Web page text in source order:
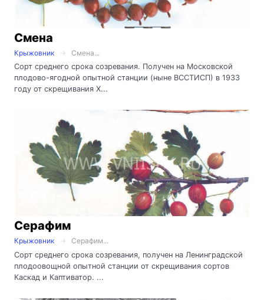
Смена
Крыжовник
Смена...
Сорт среднего срока созревания. Получен на Московской
плодово-ягодной опытной станции (ныне ВССТИСП) в 1933
году от скрещивания Х...
Серафим
Крыжовник
Серафим...
Сорт среднего срока созревания, получен на Ленинградской
плодоовощной опытной станции от скрещивания сортов
Каскад и Каптиватор. ...